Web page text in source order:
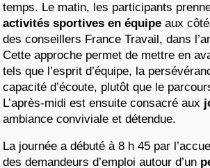
temps. Le matin, les participants
activités sportives en équipe aux
des conseillers France Travail, dans
Cette approche permet de mettre en
tels que l’esprit d’équipe, la
capacité d’écoute, plutôt que le
L’après-midi est ensuite consacré aux
ambiance conviviale et détendue.
La journée a débuté à 8 h 45 par
des demandeurs d’emploi autour d’un